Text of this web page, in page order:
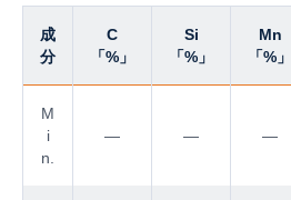
成
分
C
「%」
Si
「%」
Mn
「%」
M
i
n.
— — —